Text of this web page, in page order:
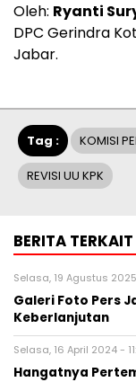
Oleh: Ryanti
DPC Gerindra
Jabar.
Tag : KOMISI
REVISI UU KPK
BERITA TERKAIT
Selasa, 19 Agustus 2025
Galeri Foto Pers
Keberlanjutan
Selasa, 16 April 2024 -
Hangatnya